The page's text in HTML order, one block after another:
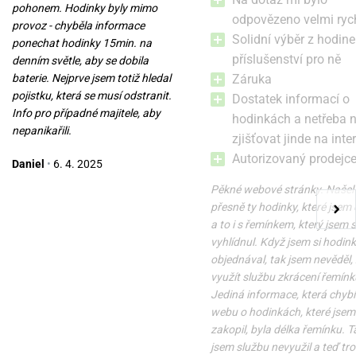
GunMetal Black
Skladem v úterý 11. 8. u vás
12 200 Kč
Do 2-3 týdnů 1. 9. u vás
10 500 Kč
pohonem. Hodinky byly mimo
provoz - chyběla informace
ponechat hodinky 15min. na
denním světle, aby se dobila
baterie. Nejprve jsem totiž hledal
pojistku, která se musí odstranit.
Info pro případné majitele, aby
nepanikařili.
Daniel • 6. 4. 2025
odpovězeno velmi
Solidní výběr z
příslušenství pro ně
Záruka
Dostatek informací o
hodinkách a netřeba
zjišťovat jinde na
Autorizovaný prodejce
Pěkné webové stránky. Našel
přesně ty hodinky, které jsem
a to i s řemínkem, který jsem
vyhlídnul. Když jsem si
objednával, tak jsem nevěděl,
využít službu zkrácení
Jediná informace, která
webu o hodinkách, které
zakopil, byla délka řemínku.
jsem službu nevyužil a teď